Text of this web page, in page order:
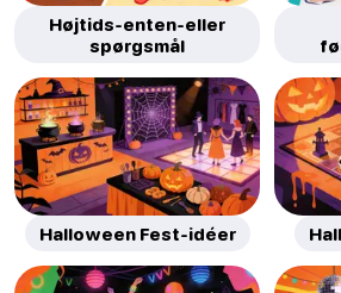
Højtids-enten-eller
spørgsmål
Halloween Fest-idéer